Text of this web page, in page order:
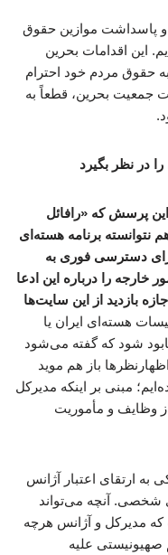
و پاسداشت موازین حقوق
این اقدامات بحرین
حقوق مردم خود احترام
جمعیت بحرین، قطعاً به
در نظر بگیرد
پرسش که «رافائل
برنامه هسته‌ای
برای دسترسی فوری به
را درباره این ادعا
بازدید از این سایت‌ها
هسته‌ای ایران یا
شود که گفته می‌شود
باز هم موید
مبنی بر اینکه مدیرکل
وظایف و مأموریت
به ارتقای اعتبار آژانس
شخصی. آنچه می‌تواند
مدیرکل و آژانس هرچه
صهیونیستی علیه